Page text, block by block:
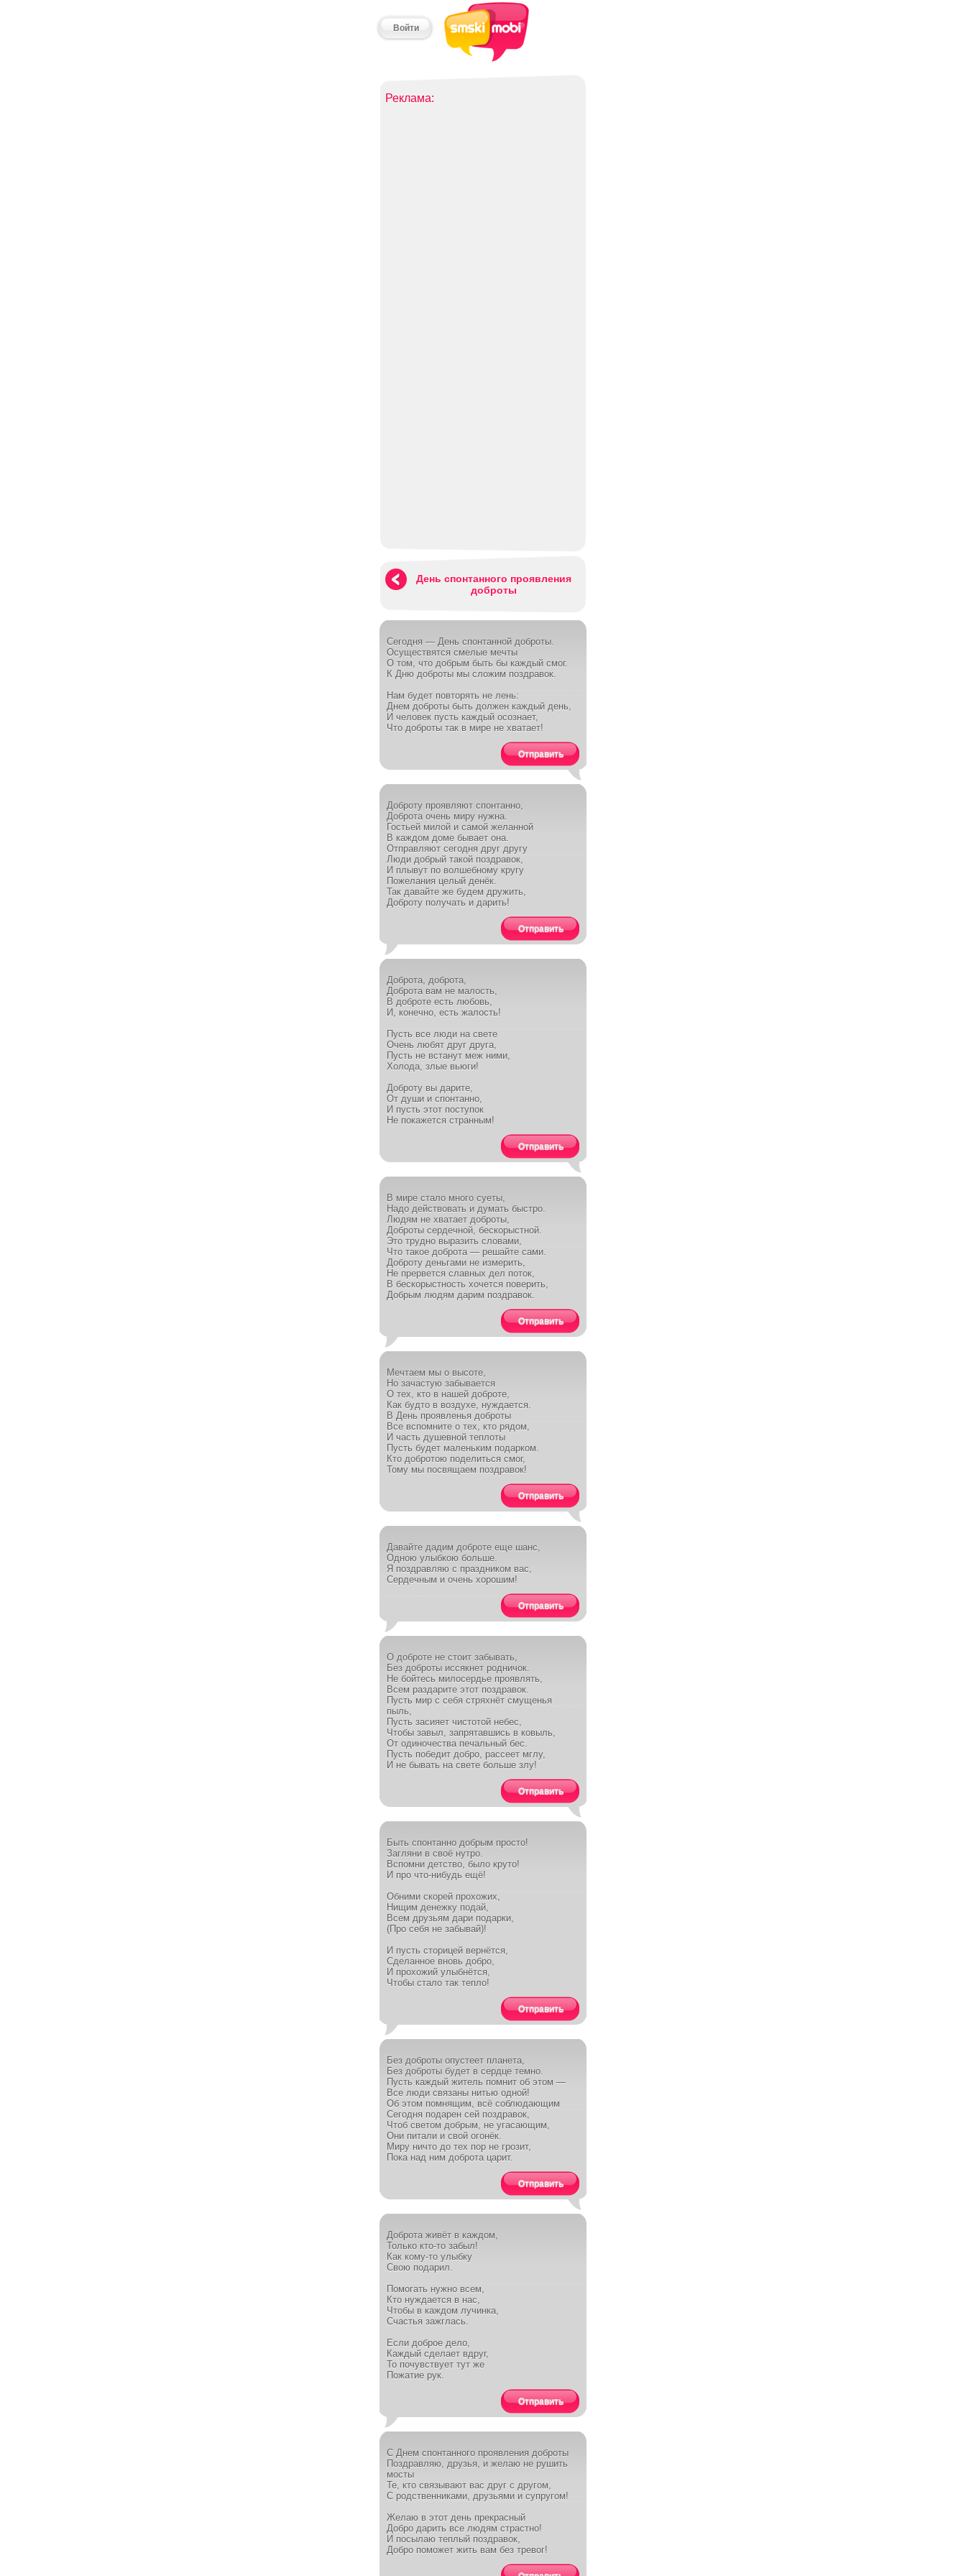
Войти
Реклама:
День спонтанного проявления
доброты
Сегодня — День спонтанной доброты.
Осуществятся смелые мечты
О том, что добрым быть бы каждый смог.
К Дню доброты мы сложим поздравок.
Нам будет повторять не лень:
Днем доброты быть должен каждый день,
И человек пусть каждый осознает,
Что доброты так в мире не хватает!
Отправить
Доброту проявляют спонтанно,
Доброта очень миру нужна.
Гостьей милой и самой желанной
В каждом доме бывает она.
Отправляют сегодня друг другу
Люди добрый такой поздравок,
И плывут по волшебному кругу
Пожелания целый денёк.
Так давайте же будем дружить,
Доброту получать и дарить!
Отправить
Доброта, доброта,
Доброта вам не малость,
В доброте есть любовь,
И, конечно, есть жалость!
Пусть все люди на свете
Очень любят друг друга,
Пусть не встанут меж ними,
Холода, злые вьюги!
Доброту вы дарите,
От души и спонтанно,
И пусть этот поступок
Не покажется странным!
Отправить
В мире стало много суеты,
Надо действовать и думать быстро.
Людям не хватает доброты,
Доброты сердечной, бескорыстной.
Это трудно выразить словами,
Что такое доброта — решайте сами.
Доброту деньгами не измерить,
Не прервется славных дел поток,
В бескорыстность хочется поверить,
Добрым людям дарим поздравок.
Отправить
Мечтаем мы о высоте,
Но зачастую забывается
О тех, кто в нашей доброте,
Как будто в воздухе, нуждается.
В День проявленья доброты
Все вспомните о тех, кто рядом,
И часть душевной теплоты
Пусть будет маленьким подарком.
Кто добротою поделиться смог,
Тому мы посвящаем поздравок!
Отправить
Давайте дадим доброте еще шанс,
Одною улыбкою больше.
Я поздравляю с праздником вас,
Сердечным и очень хорошим!
Отправить
О доброте не стоит забывать,
Без доброты иссякнет родничок.
Не бойтесь милосердье проявлять,
Всем раздарите этот поздравок.
Пусть мир с себя стряхнёт смущенья
пыль,
Пусть засияет чистотой небес,
Чтобы завыл, запрятавшись в ковыль,
От одиночества печальный бес.
Пусть победит добро, рассеет мглу,
И не бывать на свете больше злу!
Отправить
Быть спонтанно добрым просто!
Загляни в своё нутро.
Вспомни детство, было круто!
И про что-нибудь ещё!
Обними скорей прохожих,
Нищим денежку подай,
Всем друзьям дари подарки,
(Про себя не забывай)!
И пусть сторицей вернётся,
Сделанное вновь добро,
И прохожий улыбнётся,
Чтобы стало так тепло!
Отправить
Без доброты опустеет планета,
Без доброты будет в сердце темно.
Пусть каждый житель помнит об этом —
Все люди связаны нитью одной!
Об этом помнящим, всё соблюдающим
Сегодня подарен сей поздравок,
Чтоб светом добрым, не угасающим,
Они питали и свой огонёк.
Миру ничто до тех пор не грозит,
Пока над ним доброта царит.
Отправить
Доброта живёт в каждом,
Только кто-то забыл!
Как кому-то улыбку
Свою подарил.
Помогать нужно всем,
Кто нуждается в нас,
Чтобы в каждом лучинка,
Счастья зажглась.
Если доброе дело,
Каждый сделает вдруг,
То почувствует тут же
Пожатие рук.
Отправить
С Днем спонтанного проявления доброты
Поздравляю, друзья, и желаю не рушить
мосты
Те, кто связывают вас друг с другом,
С родственниками, друзьями и супругом!
Желаю в этот день прекрасный
Добро дарить все людям страстно!
И посылаю теплый поздравок,
Добро поможет жить вам без тревог!